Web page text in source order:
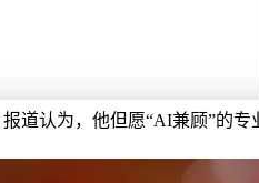
道认为，他但愿“AI兼顾”的